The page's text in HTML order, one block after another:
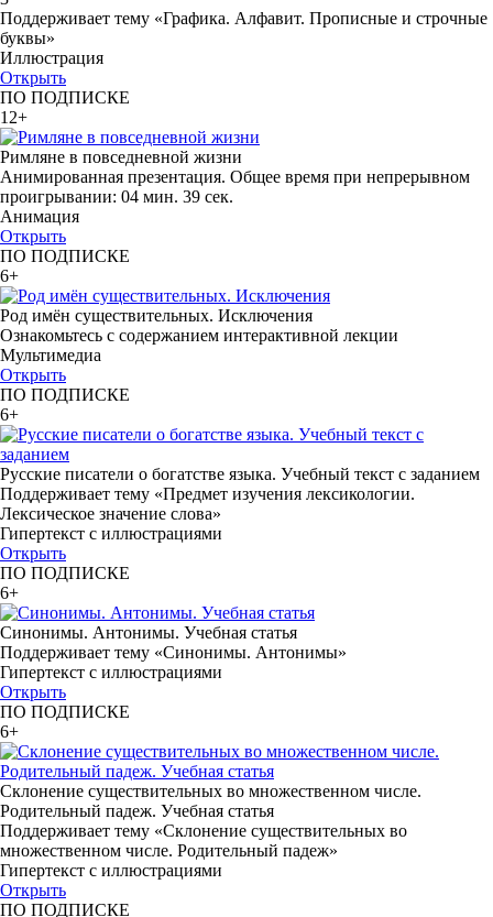
Поддерживает тему «Графика. Алфавит. Прописные и строчные
буквы»
Иллюстрация
Открыть
ПО ПОДПИСКЕ
12+
Римляне в повседневной жизни
Анимированная презентация. Общее время при непрерывном
проигрывании: 04 мин. 39 сек.
Анимация
Открыть
ПО ПОДПИСКЕ
6+
Род имён существительных. Исключения
Ознакомьтесь с содержанием интерактивной лекции
Мультимедиа
Открыть
ПО ПОДПИСКЕ
6+
Русские писатели о богатстве языка. Учебный текст с заданием
Поддерживает тему «Предмет изучения лексикологии.
Лексическое значение слова»
Гипертекст с иллюстрациями
Открыть
ПО ПОДПИСКЕ
6+
Синонимы. Антонимы. Учебная статья
Поддерживает тему «Синонимы. Антонимы»
Гипертекст с иллюстрациями
Открыть
ПО ПОДПИСКЕ
6+
Склонение существительных во множественном числе.
Родительный падеж. Учебная статья
Поддерживает тему «Склонение существительных во
множественном числе. Родительный падеж»
Гипертекст с иллюстрациями
Открыть
ПО ПОДПИСКЕ